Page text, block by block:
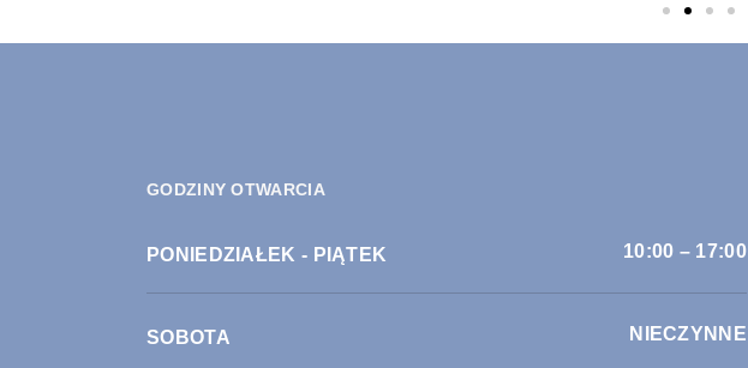
GODZINY OTWARCIA
PONIEDZIAŁEK - PIĄTEK 10:00 – 17:00
SOBOTA NIECZYNNE